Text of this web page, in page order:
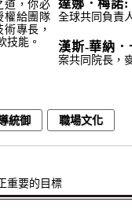
道，你必
權給團隊
專長，
技能。
達娜．梅諾:
全球共同負責
漢斯-華納．
案共同院長，
統御 職場文化
重要的目標